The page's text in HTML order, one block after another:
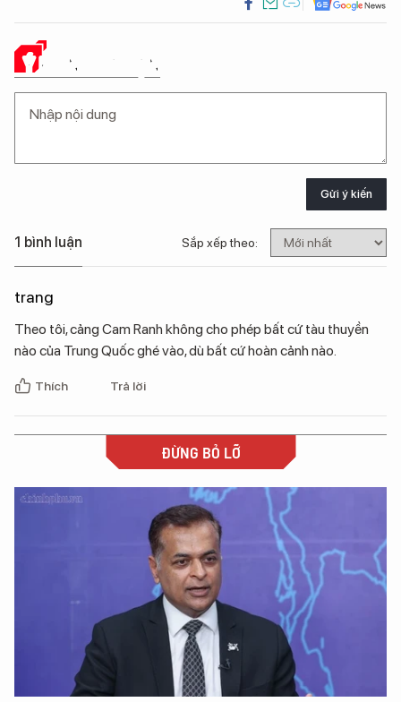
Ý KIẾN CỦA BẠN
Gửi ý kiến
1 bình luận Sắp xếp theo:
trang
Theo tôi, cảng Cam Ranh không cho phép bất cứ tàu thuyền
nào của Trung Quốc ghé vào, dù bất cứ hoàn cảnh nào.
Thích Trả lời
ĐỪNG BỎ LỠ